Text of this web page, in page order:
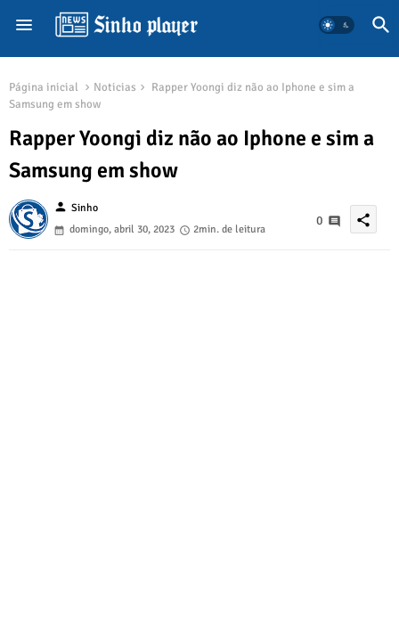
Página inicial Noticias
Rapper Yoongi diz não ao Iphone e sim a
Samsung em show
Rapper Yoongi diz não ao Iphone e sim a
Samsung em show
person Sinho
domingo, abril 30, 2023
2min. de leitura
0 share